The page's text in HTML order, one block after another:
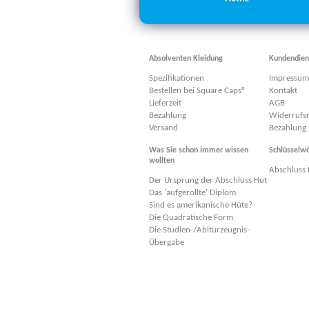
Absolventen Kleidung
Spezifikationen
Bestellen bei Square Caps®
Lieferzeit
Bezahlung
Versand
Impressum
Kontakt
AGB
Bezahlung
Was Sie schon immer wissen
wollten
Der Ursprung der Abschluss Hut
Das 'aufgerollte' Diplom
Sind es amerikanische Hüte?
Die Quadratische Form
Die Studien-/Abiturzeugnis-
Übergabe
Abschluss